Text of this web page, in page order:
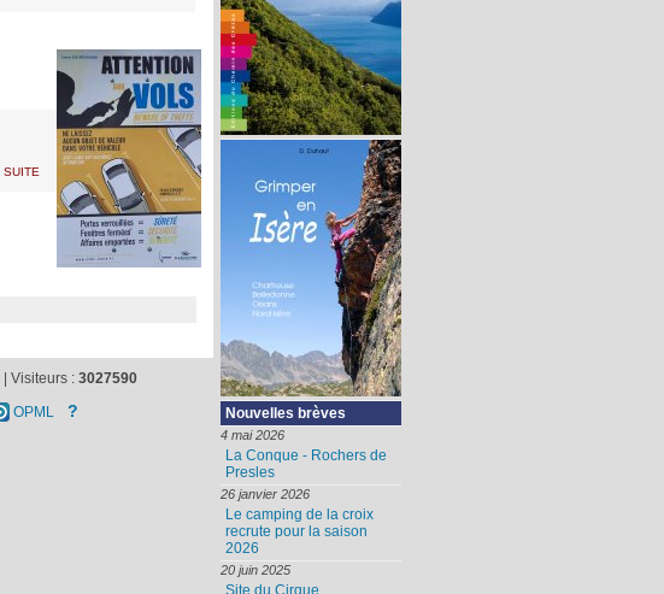
suite
Nouvelles brèves
4 mai 2026
La Conque - Rochers de
Presles
26 janvier 2026
Le camping de la croix
recrute pour la saison
2026
20 juin 2025
| Visiteurs : 3027590
OPML ?